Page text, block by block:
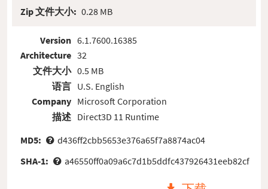
Zip 文件大小: 0.28 MB
Version
Architecture
文件大小
语言
Company
描述
6.1.7600.16385
32
0.5 MB
U.S. English
Microsoft Corporation
Direct3D 11 Runtime
MD5:
d436ff2cbb5653e376a65f7a8874ac04
SHA-1:
a46550ff0a09a6c7d1b5ddfc437926431eeb82cf